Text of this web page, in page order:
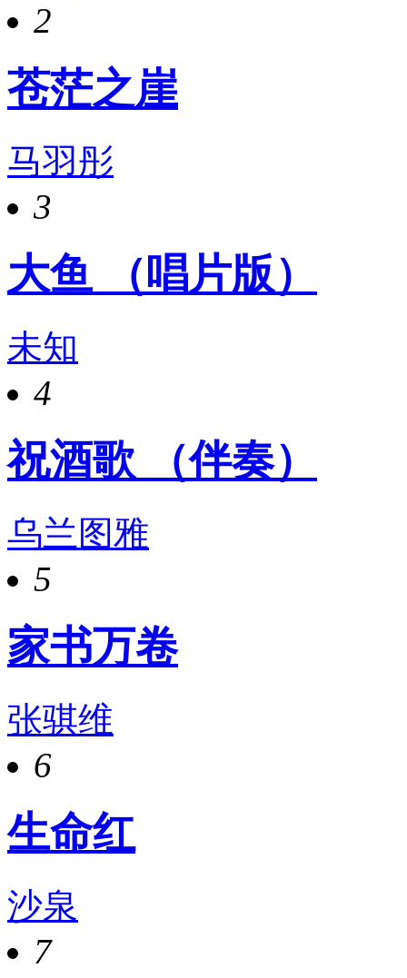
2
苍茫之崖
马羽彤
3
大鱼 （唱片版）
未知
4
祝酒歌 （伴奏）
乌兰图雅
5
家书万卷
张骐维
6
生命红
沙泉
7